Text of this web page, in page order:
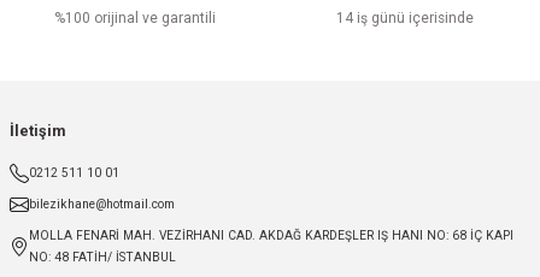
%100 orijinal ve garantili 14 iş günü içerisinde
İletişim
0212 511 10 01
bilezikhane@hotmail.com
MOLLA FENARİ MAH. VEZİRHANI CAD. AKDAĞ KARDEŞLER IŞ HANI NO: 68 İÇ KAPI
NO: 48 FATİH/ İSTANBUL